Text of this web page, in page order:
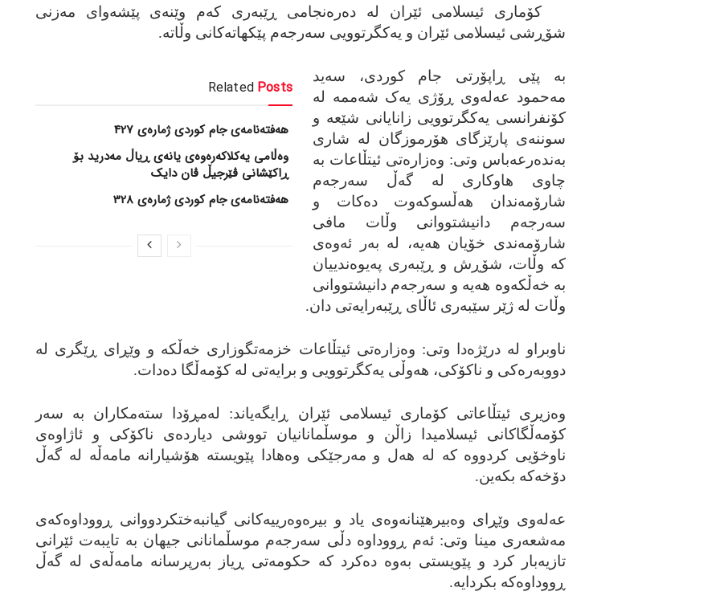
کۆماری ئیسلامی ئێران له‌ ده‌ره‌نجامی ڕێبه‌ری که‌م وێنه‌ی پێشه‌وای مه‌زنی
شۆڕشی ئیسلامی ئێران و یه‌کگرتوویی سه‌رجه‌م پێکهاته‌کانی وڵاته‌.
Related Posts
هەفتەنامەی جام کوردی ژمارەی 427
وەڵامی یەکلاکەرەوەی یانەی ڕیاڵ مەدرید بۆ
ڕاکێشانی ڤێرجیڵ ڤان دایک
هەفتەنامەی جام کوردی ژمارەی 328
به‌ پێی ڕاپۆرتی جام کوردی، سه‌ید
مه‌حمود عه‌له‌وی ڕۆژی یه‌ک شه‌ممه‌ له‌
کۆنفرانسی یه‌کگرتوویی زانایانی شێعه‌ و
سوننه‌ی پارێزگای هۆرموزگان له‌ شاری
به‌نده‌رعه‌باس وتی: وه‌زاره‌تی ئیتڵاعات به‌
چاوی هاوکاری له‌ گه‌ڵ سه‌رجه‌م
شارۆمه‌ندان هه‌ڵسوکه‌وت ده‌کات و
سه‌رجه‌م دانیشتووانی وڵات مافی
شارۆمه‌ندی خۆیان هه‌یه‌، له‌ به‌ر ئه‌وه‌ی
که‌ وڵات، شۆڕش و ڕێبه‌ری په‌یوه‌ندییان
به‌ خه‌ڵکه‌وه‌ هه‌یه‌ و سه‌رجه‌م دانیشتووانی
وڵات له‌ ژێر سێبه‌ری ئاڵای ڕێبه‌رایه‌تی دان.
ناوبراو له‌ درێژه‌دا وتی: وه‌زاره‌تی ئیتڵاعات خزمه‌تگوزاری خه‌ڵکه‌ و وێڕای ڕێگری له‌
دووبه‌ره‌کی و ناکۆکی، هه‌وڵی یه‌کگرتوویی و برایه‌تی له‌ کۆمه‌ڵگا ده‌دات.
وه‌زیری ئیتڵاعاتی کۆماری ئیسلامی ئێران ڕایگه‌یاند: له‌مڕۆدا سته‌مکاران به‌ سه‌ر
کۆمه‌ڵگاکانی ئیسلامیدا زاڵن و موسڵمانانیان تووشی دیارده‌ی ناکۆکی و ئاژاوه‌ی
ناوخۆیی کردووه‌ که‌ له‌ هه‌ل و مه‌رجێکی وه‌هادا پێویسته‌ هۆشیارانه‌ مامه‌ڵه‌ له‌ گه‌ڵ
دۆخه‌که‌ بکه‌ین.
عه‌له‌وی وێڕای وه‌بیرهێنانه‌وه‌ی یاد و بیره‌وه‌رییه‌کانی گیانبه‌ختکردووانی ڕووداوه‌که‌ی
مه‌شعه‌ری مینا وتی: ئه‌م ڕووداوه‌ دڵی سه‌رجه‌م موسڵمانانی جیهان به‌ تایبه‌ت ئێرانی
تازیه‌بار کرد و پێویستی به‌وه‌ ده‌کرد که‌ حکومه‌تی ڕیاز به‌رپرسانه‌ مامه‌ڵه‌ی له‌ گه‌ڵ
ڕووداوه‌که‌ بکردایه‌.